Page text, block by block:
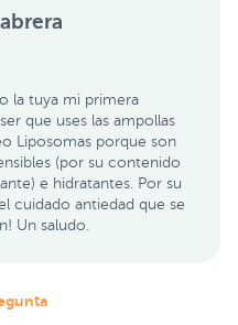
la tuya mi primera
que uses las ampollas
Liposomas porque son
(por su contenido
e hidratantes. Por su
cuidado antiedad que se
Un saludo.